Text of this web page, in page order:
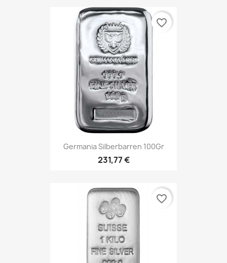
Germania Silberbarren 100Gr
231,77 €
favorite_border
favorite_border